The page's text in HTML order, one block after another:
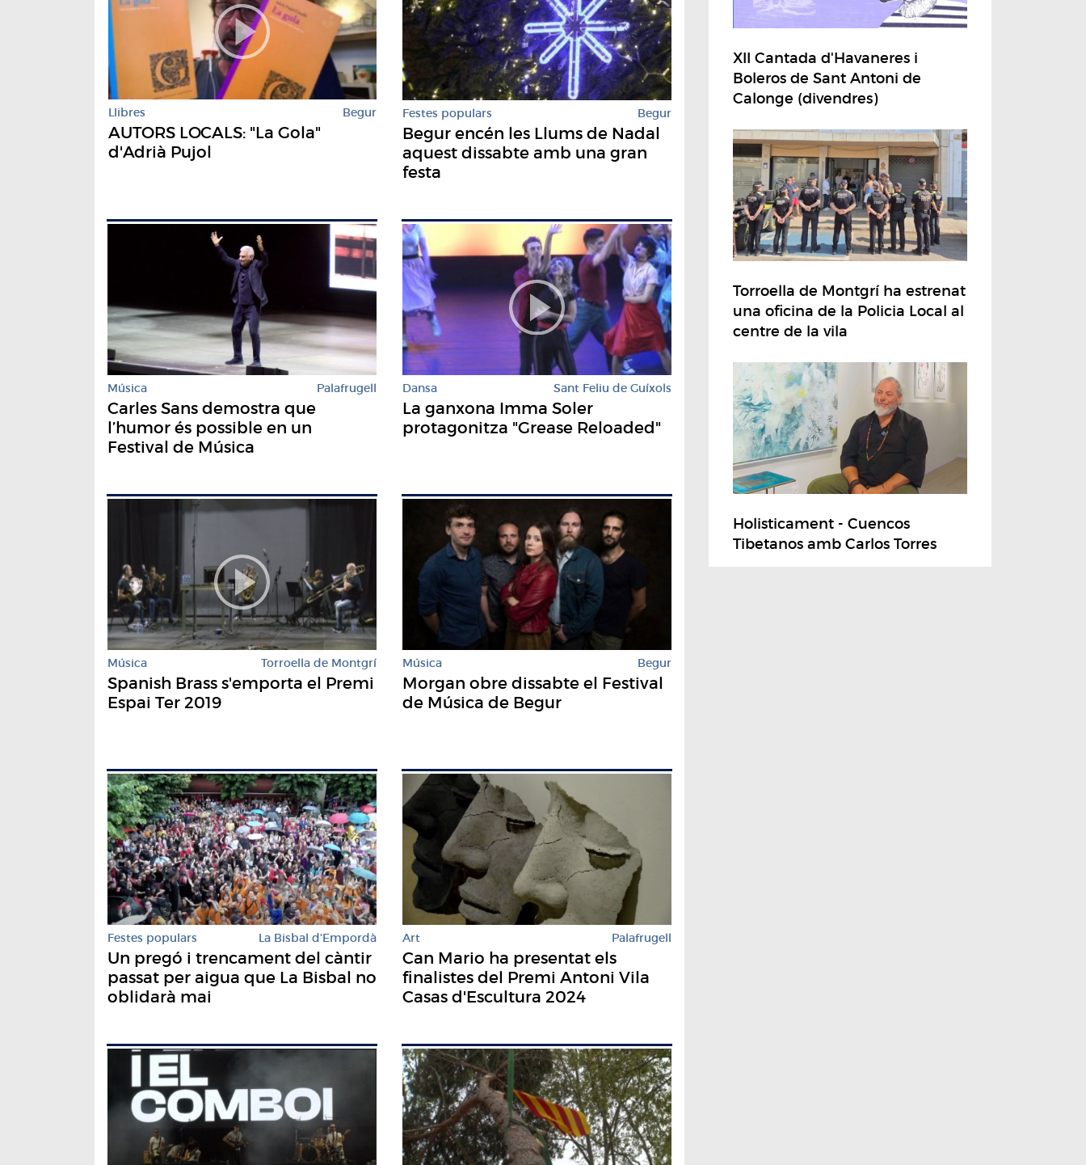
Llibres Begur
AUTORS LOCALS: "La Gola"
d'Adrià Pujol
Festes populars Begur
Begur encén les Llums de Nadal
aquest dissabte amb una gran
festa
Música Palafrugell
Carles Sans demostra que
l’humor és possible en un
Festival de Música
Dansa Sant Feliu de Guíxols
La ganxona Imma Soler
protagonitza "Grease Reloaded"
Música Torroella de Montgrí
Spanish Brass s'emporta el Premi
Espai Ter 2019
Música Begur
Morgan obre dissabte el Festival
de Música de Begur
Festes populars La Bisbal d'Empordà
Un pregó i trencament del càntir
passat per aigua que La Bisbal no
oblidarà mai
Art Palafrugell
Can Mario ha presentat els
finalistes del Premi Antoni Vila
Casas d'Escultura 2024
XII Cantada d'Havaneres i
Boleros de Sant Antoni de
Calonge (divendres)
Torroella de Montgrí ha estrenat
una oficina de la Policia Local al
centre de la vila
Holisticament - Cuencos
Tibetanos amb Carlos Torres